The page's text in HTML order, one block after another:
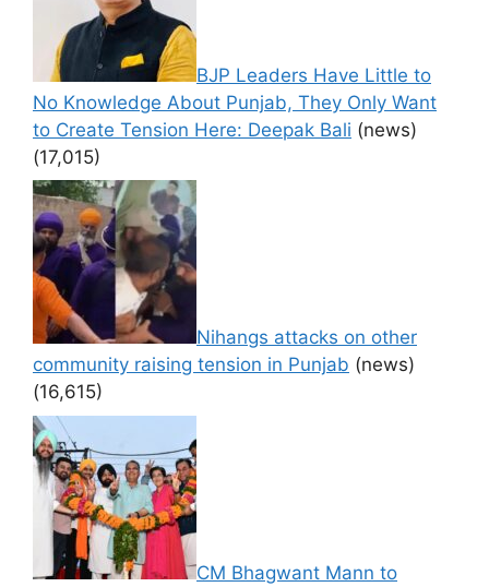
BJP Leaders Have Little to
No Knowledge About Punjab, They Only Want
to Create Tension Here: Deepak Bali (news)
(17,015)
Nihangs attacks on other
community raising tension in Punjab (news)
(16,615)
CM Bhagwant Mann to